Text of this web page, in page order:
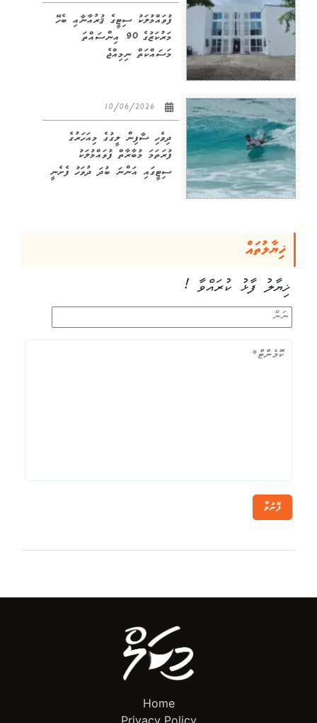
ފުވައްމުލަކު ސިޓީގެ ޤުރުއާނާއި ބެހޭ
މަރުކަޒުގެ 90 އިންސައްތަ
މަސައްކަތް ނިމިއްޖެ
ދިވެހި ސާފިން ލީގުގެ މިއަހަރުގެ
ފުރަތަމަ މުބާރާތް ފުވައްމުލަކު
ސިޓީގައި އަންނަ ބުދަ ދުވަހު ފެށެނީ
ޚިޔާލުތައް
ޚިޔާލު ފާޅު ކުރައްވާ !
ފޮނުވާ
Home
Privacy Policy